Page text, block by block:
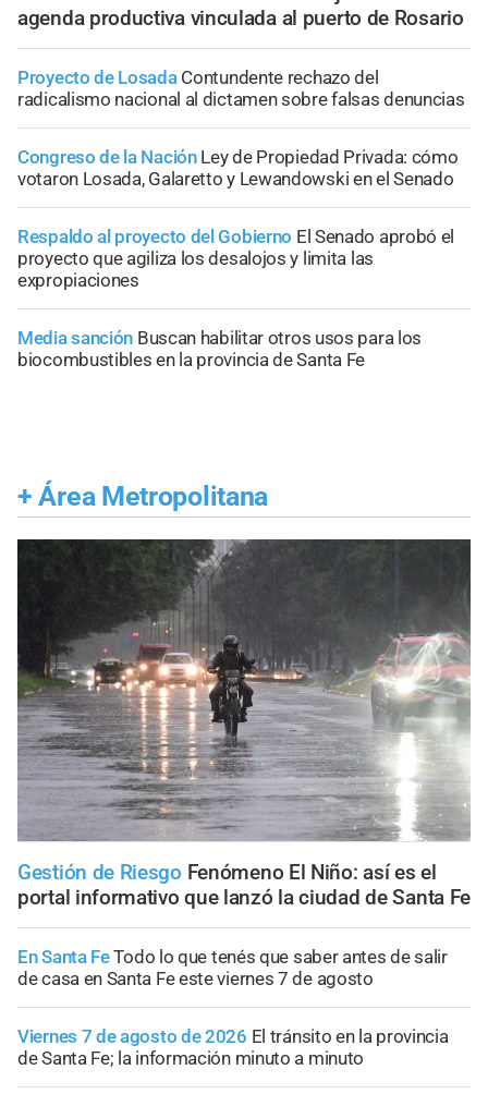
agenda productiva vinculada al puerto de Rosario
Proyecto de Losada Contundente rechazo del
radicalismo nacional al dictamen sobre falsas denuncias
Congreso de la Nación Ley de Propiedad Privada: cómo
votaron Losada, Galaretto y Lewandowski en el Senado
Respaldo al proyecto del Gobierno El Senado aprobó el
proyecto que agiliza los desalojos y limita las
expropiaciones
Media sanción Buscan habilitar otros usos para los
biocombustibles en la provincia de Santa Fe
+ Área Metropolitana
Gestión de Riesgo Fenómeno El Niño: así es el
portal informativo que lanzó la ciudad de Santa Fe
En Santa FeTodo lo que tenés que saber antes de salir
de casa en Santa Fe este viernes 7 de agosto
Viernes 7 de agosto de 2026 El tránsito en la provincia
de Santa Fe; la información minuto a minuto